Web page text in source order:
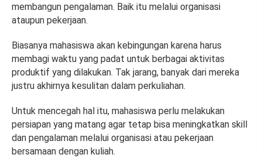
membangun pengalaman. Baik itu melalui organisasi
ataupun pekerjaan.
Biasanya mahasiswa akan kebingungan karena harus
membagi waktu yang padat untuk berbagai aktivitas
produktif yang dilakukan. Tak jarang, banyak dari mereka
justru akhirnya kesulitan dalam perkuliahan.
Untuk mencegah hal itu, mahasiswa perlu melakukan
persiapan yang matang agar tetap bisa meningkatkan skill
dan pengalaman melalui organisasi atau pekerjaan
bersamaan dengan kuliah.